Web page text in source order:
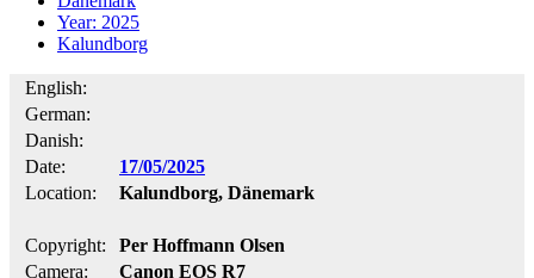
Year: 2025
Kalundborg
English:
German:
Danish:
Date:
17/05/2025
Location:
Kalundborg, Dänemark
Copyright:
Per Hoffmann Olsen
Camera:
Canon EOS R7